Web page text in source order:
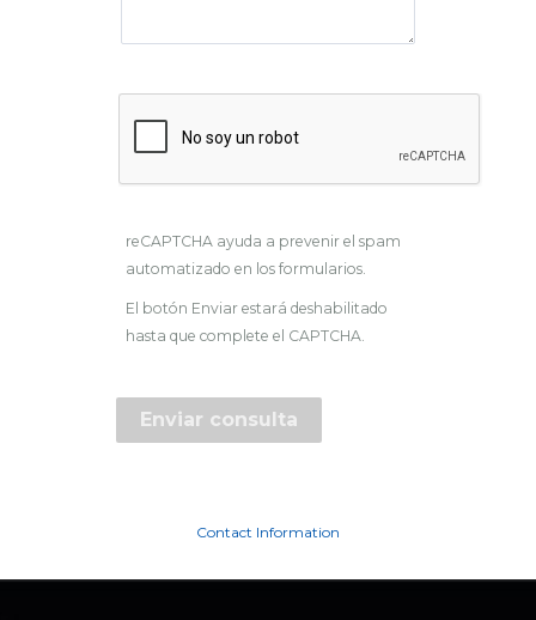
reCAPTCHA ayuda a prevenir el spam
automatizado en los formularios.
El botón Enviar estará deshabilitado
hasta que complete el CAPTCHA.
Contact Information